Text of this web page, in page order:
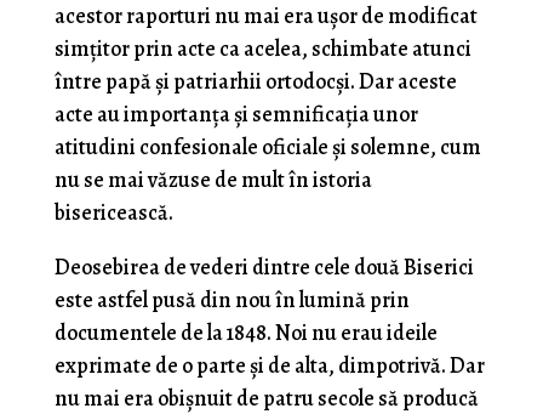
acestor raporturi nu mai era uşor de modificat
simţitor prin acte ca acelea, schimbate atunci
între papă şi patriarhii ortodocși. Dar aceste
acte au importanţa şi semnificaţia unor
atitudini confesionale oficiale şi solemne, cum
nu se mai văzuse de mult în istoria
bisericească.
Deosebirea de vederi dintre cele două Biserici
este astfel pusă din nou în lumină prin
documentele de la 1848. Noi nu erau ideile
exprimate de o parte şi de alta, dimpotrivă. Dar
nu mai era obişnuit de patru secole să producă